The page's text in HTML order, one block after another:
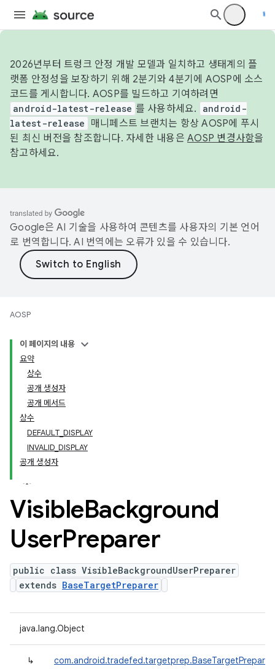
2026년부터 트렁크 안정 개발 모델과 일치하고 생태계의 플
랫폼 안정성을 보장하기 위해 2분기와 4분기에 AOSP에 소스
코드를 게시합니다. AOSP를 빌드하고 기여하려면
android-latest-release 를 사용하세요.
android-
latest-release
매니페스트 브랜치는 항상 AOSP에 푸시
된 최신 버전을 참조합니다. 자세한 내용은 AOSP 변경사항을
참고하세요.
Google은 AI 기술을 사용하여 콘텐츠를 사용자의 기본 언어
로 번역합니다. AI 번역에는 오류가 있을 수 있습니다.
AOSP
이 페이지의 내용
요약
상수
공개 생성자
공개 메서드
상수
DEFAULT_DISPLAY
INVALID_DISPLAY
공개 생성자
VisibleBackground
UserPreparer
public class VisibleBackgroundUserPreparer
extends BaseTargetPreparer
java.lang.Object
↳ com.android.tradefed.targetprep.BaseTargetPreparer